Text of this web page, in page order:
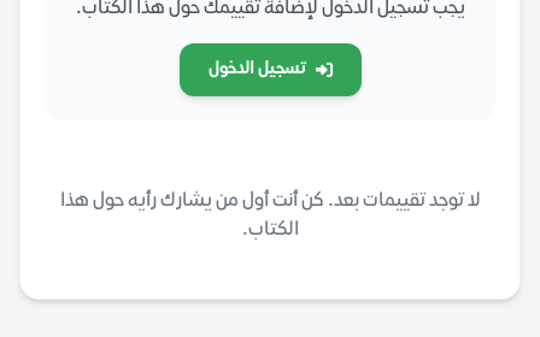
يجب تسجيل الدخول لإضافة تقييمك حول هذا الكتاب.
تسجيل الدخول
لا توجد تقييمات بعد. كن أنت أول من يشارك رأيه حول هذا
الكتاب.